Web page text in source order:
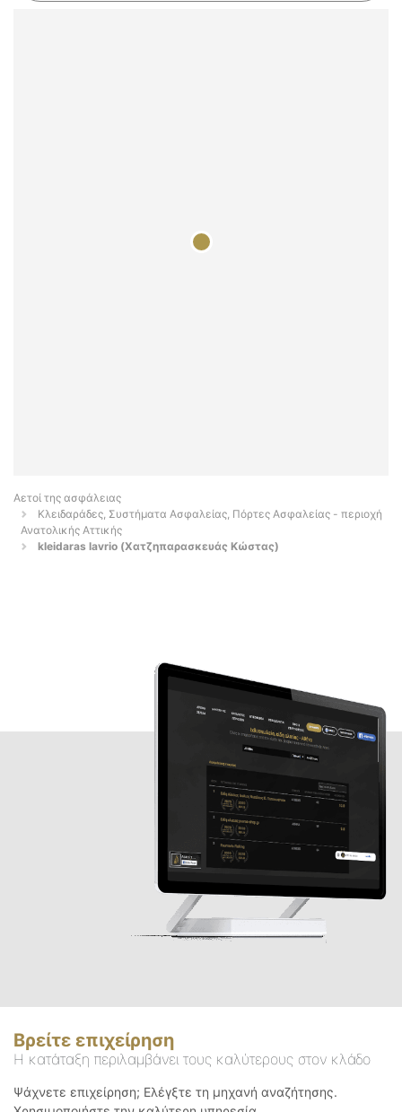
Αετοί της ασφάλειας
Κλειδαράδες, Συστήματα Ασφαλείας, Πόρτες Ασφαλείας - περιοχή
Ανατολικής Αττικής
kleidaras lavrio (Χατζηπαρασκευάς Κώστας)
Βρείτε επιχείρηση
Η κατάταξη περιλαμβάνει τους καλύτερους στον κλάδο
Ψάχνετε επιχείρηση; Ελέγξτε τη μηχανή αναζήτησης.